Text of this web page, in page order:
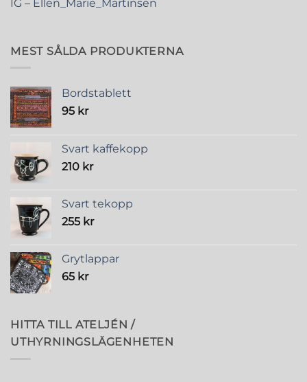
IG – Ellen_Marie_Martinsen
MEST SÅLDA PRODUKTERNA
Bordstablett
95 kr
Svart kaffekopp
210 kr
Svart tekopp
255 kr
Grytlappar
65 kr
HITTA TILL ATELJÉN /
UTHYRNINGSLÄGENHETEN